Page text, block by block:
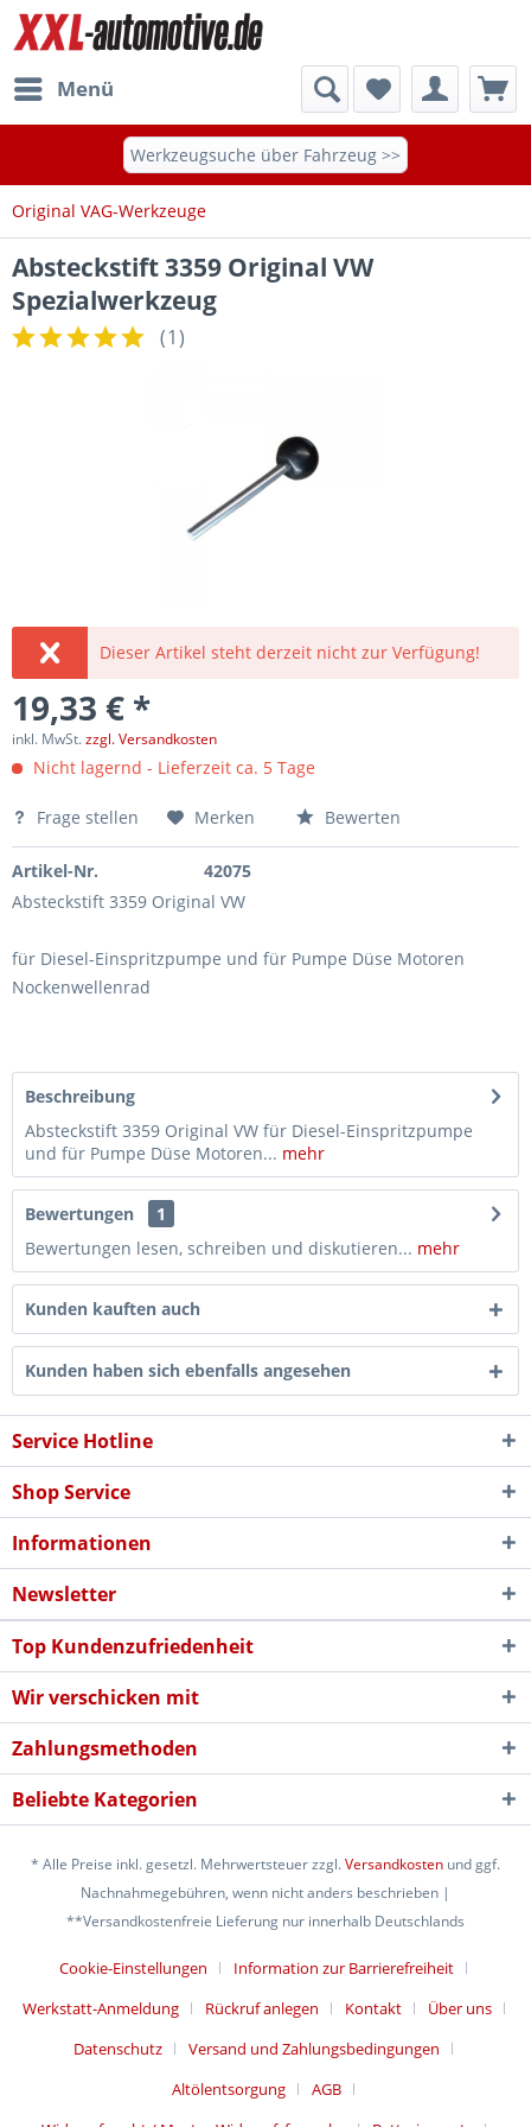
Menü
Werkzeugsuche über Fahrzeug >>
Original VAG-Werkzeuge
Absteckstift 3359 Original VW
Spezialwerkzeug
(1)
Dieser Artikel steht derzeit nicht zur Verfügung!
19,33 € *
inkl. MwSt.zzgl. Versandkosten
Nicht lagernd - Lieferzeit ca. 5 Tage
Frage stellen Merken Bewerten
Artikel-Nr.
42075
Absteckstift 3359 Original VW
für Diesel-Einspritzpumpe und für Pumpe Düse Motoren
Nockenwellenrad
Beschreibung
Absteckstift 3359 Original VW für Diesel-Einspritzpumpe
und für Pumpe Düse Motoren... mehr
Bewertungen
1
Bewertungen lesen, schreiben und diskutieren... mehr
Kunden kauften auch
Kunden haben sich ebenfalls angesehen
Service Hotline
Shop Service
Informationen
Newsletter
Top Kundenzufriedenheit
Wir verschicken mit
Zahlungsmethoden
Beliebte Kategorien
* Alle Preise inkl. gesetzl. Mehrwertsteuer zzgl.Versandkosten und ggf.
Nachnahmegebühren, wenn nicht anders beschrieben |
**Versandkostenfreie Lieferung nur innerhalb Deutschlands
Cookie-Einstellungen
Information zur Barrierefreiheit
Werkstatt-Anmeldung
Rückruf anlegen Kontakt
Über uns
Datenschutz
Versand und Zahlungsbedingungen
Altölentsorgung
AGB